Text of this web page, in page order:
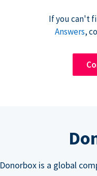
If you can't
Answers,
Donorbox is a global